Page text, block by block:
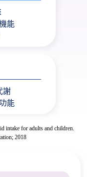
能
謝
能
intake for adults and children.
2018